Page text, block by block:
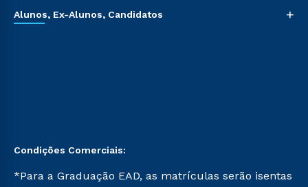
Alunos, Ex-Alunos, Candidatos +
Condições Comerciais:
*Para a Graduação EAD, as matrículas serão isentas